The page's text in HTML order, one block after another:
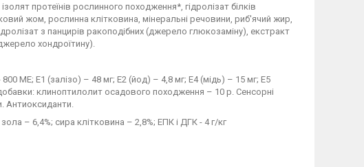
протеїнів рослинного походження*, гідролізат білків
жом, рослинна клітковина, мінеральні речовини, риб'ячий жир,
з панцирів ракоподібних (джерело глюкозаміну), екстракт
хондроїтину).
ME; E1 (залізо) – 48 мг; E2 (йод) – 4,8 мг; E4 (мідь) – 15 мг; E5
клиноптилолит осадового походження – 10 р. Сенсорні
Антиоксиданти.
– 6,4%; сира клітковина – 2,8%; ЕПК і ДГК - 4 г/кг